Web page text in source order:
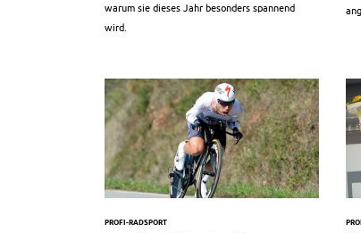
warum sie dieses Jahr besonders spannend
wird.
PROFI-RADSPORT